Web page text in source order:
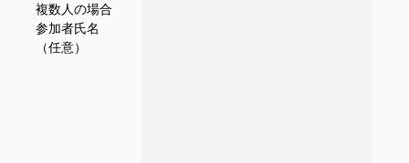
複数人の場合
参加者氏名
（任意）